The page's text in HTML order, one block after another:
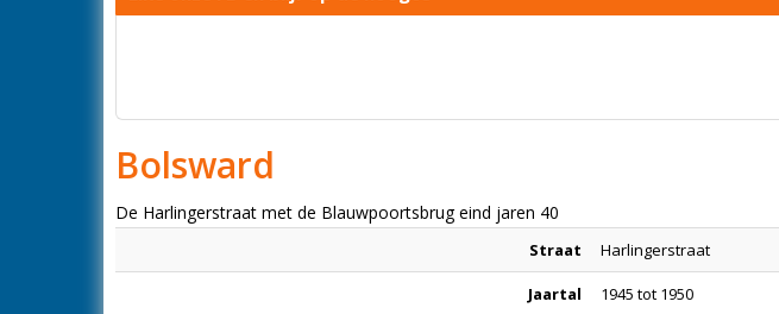
Bolsward
De Harlingerstraat met de Blauwpoortsbrug eind jaren 40
Straat Harlingerstraat
Jaartal 1945 tot 1950